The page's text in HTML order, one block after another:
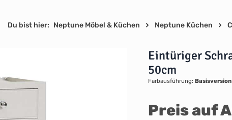
Du bist hier: Neptune Möbel & Küchen Neptune Küchen
Eintüriger
50cm
Farbausführung: Basisversion
Preis auf